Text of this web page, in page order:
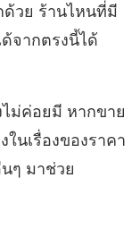
ด้วย ร้านไหนที่มี
จากตรงนี้ได้
ม่ค่อยมี หากขาย
นเรื่องของราคา
ๆ มาช่วย